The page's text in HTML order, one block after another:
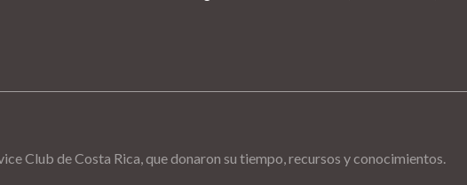
Club de Costa Rica, que donaron su tiempo, recursos y conocimientos.